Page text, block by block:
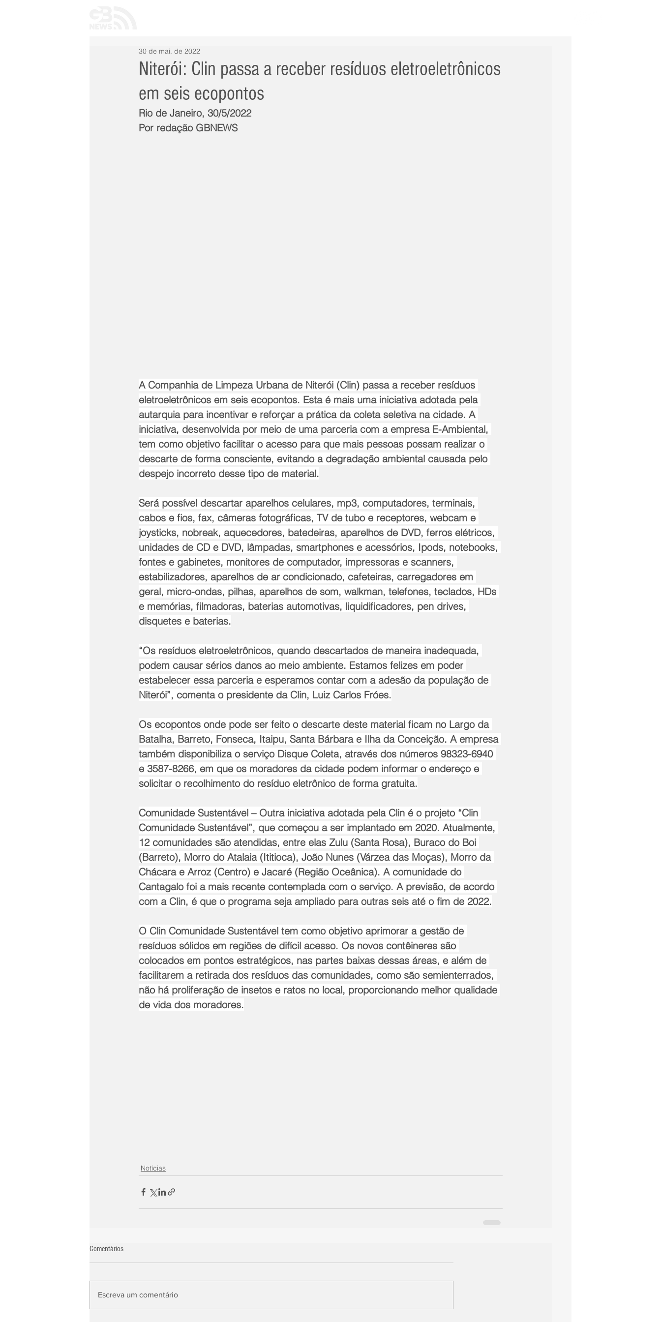
Niterói: Clin passa a receber resíduos eletroeletrônicos
em seis ecopontos
30 de mai. de 2022
Rio de Janeiro, 30/5/2022
Por redação GBNEWS
A Companhia de Limpeza Urbana de Niterói (Clin) passa a receber resíduos
eletroeletrônicos em seis ecopontos. Esta é mais uma iniciativa adotada pela
autarquia para incentivar e reforçar a prática da coleta seletiva na cidade. A
iniciativa, desenvolvida por meio de uma parceria com a empresa E-Ambiental,
tem como objetivo facilitar o acesso para que mais pessoas possam realizar o
descarte de forma consciente, evitando a degradação ambiental causada pelo
despejo incorreto desse tipo de material.
Será possível descartar aparelhos celulares, mp3, computadores, terminais,
cabos e fios, fax, câmeras fotográficas, TV de tubo e receptores, webcam e
joysticks, nobreak, aquecedores, batedeiras, aparelhos de DVD, ferros elétricos,
unidades de CD e DVD, lâmpadas, smartphones e acessórios, Ipods, notebooks,
fontes e gabinetes, monitores de computador, impressoras e scanners,
estabilizadores, aparelhos de ar condicionado, cafeteiras, carregadores em
geral, micro-ondas, pilhas, aparelhos de som, walkman, telefones, teclados, HDs
e memórias, filmadoras, baterias automotivas, liquidificadores, pen drives,
disquetes e baterias.
“Os resíduos eletroeletrônicos, quando descartados de maneira inadequada,
podem causar sérios danos ao meio ambiente. Estamos felizes em poder
estabelecer essa parceria e esperamos contar com a adesão da população de
Niterói”, comenta o presidente da Clin, Luiz Carlos Fróes.
Os ecopontos onde pode ser feito o descarte deste material ficam no Largo da
Batalha, Barreto, Fonseca, Itaipu, Santa Bárbara e Ilha da Conceição. A empresa
também disponibiliza o serviço Disque Coleta, através dos números 98323-6940
e 3587-8266, em que os moradores da cidade podem informar o endereço e
solicitar o recolhimento do resíduo eletrônico de forma gratuita.
Comunidade Sustentável – Outra iniciativa adotada pela Clin é o projeto “Clin
Comunidade Sustentável”, que começou a ser implantado em 2020. Atualmente,
12 comunidades são atendidas, entre elas Zulu (Santa Rosa), Buraco do Boi
(Barreto), Morro do Atalaia (Ititioca), João Nunes (Várzea das Moças), Morro da
Chácara e Arroz (Centro) e Jacaré (Região Oceânica). A comunidade do
Cantagalo foi a mais recente contemplada com o serviço. A previsão, de acordo
com a Clin, é que o programa seja ampliado para outras seis até o fim de 2022.
O Clin Comunidade Sustentável tem como objetivo aprimorar a gestão de
resíduos sólidos em regiões de difícil acesso. Os novos contêineres são
colocados em pontos estratégicos, nas partes baixas dessas áreas, e além de
facilitarem a retirada dos resíduos das comunidades, como são semienterrados,
não há proliferação de insetos e ratos no local, proporcionando melhor qualidade
de vida dos moradores.
Notícias
Comentários
Escreva um comentário